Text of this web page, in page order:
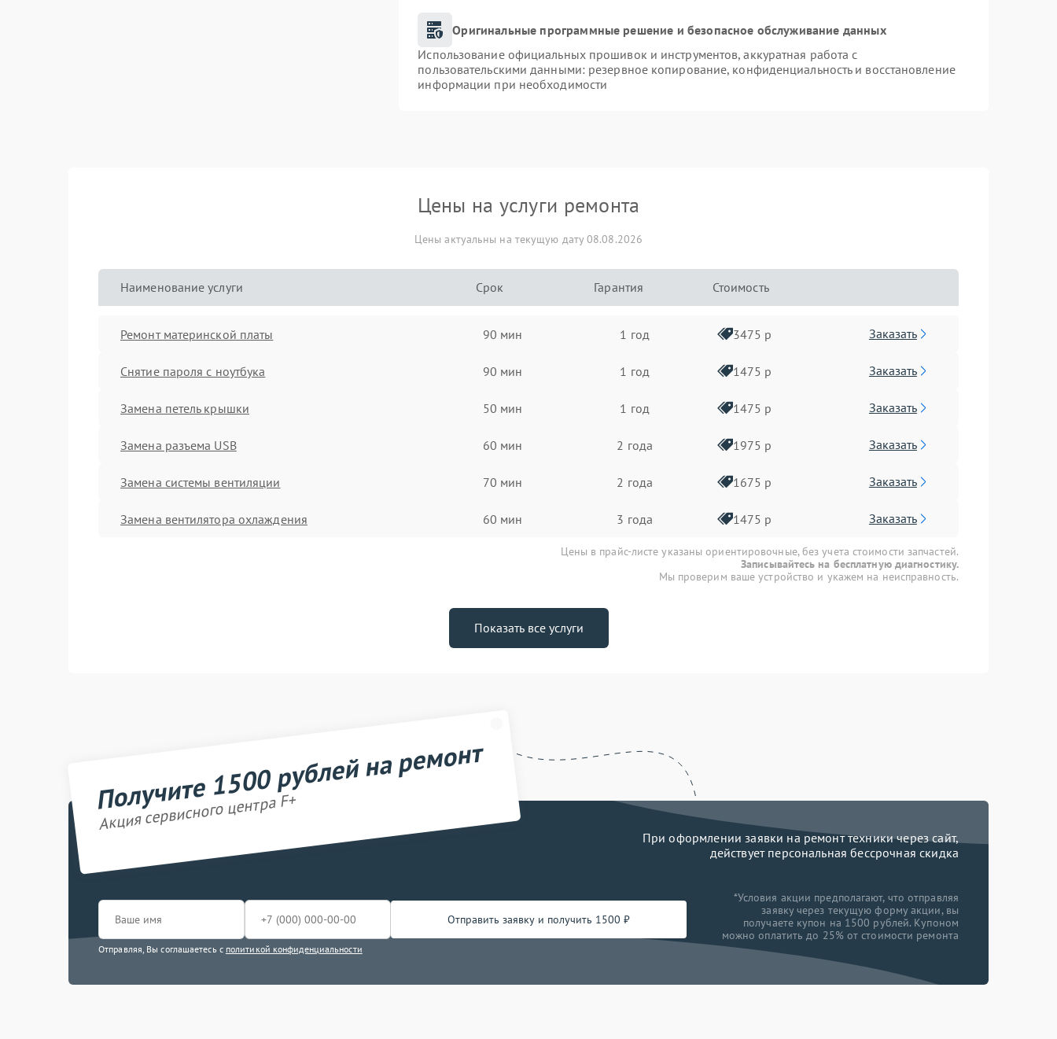
Оригинальные программные решение и безопасное обслуживание данных
Использование официальных прошивок и инструментов, аккуратная работа с
пользовательскими данными: резервное копирование, конфиденциальность и восстановление
информации при необходимости
Цены на услуги ремонта
Цены актуальны на текущую дату 08.08.2026
Наименование услуги Срок Гарантия Стоимость
Ремонт материнской платы 90 мин 1 год 3475 р Заказать
Снятие пароля с ноутбука 90 мин 1 год 1475 р Заказать
Замена петель крышки 50 мин 1 год 1475 р Заказать
Замена разъема USB 60 мин 2 года 1975 р Заказать
Замена системы вентиляции 70 мин 2 года 1675 р Заказать
Замена вентилятора охлаждения 60 мин 3 года 1475 р Заказать
Цены в прайс-листе указаны ориентировочные, без учета стоимости запчастей.
Записывайтесь на бесплатную диагностику.
Мы проверим ваше устройство и укажем на неисправность.
Показать все услуги
Получите 1500 рублей на ремонт
Акция сервисного центра F+
При оформлении заявки на ремонт техники через сайт,
действует персональная бессрочная скидка
Отправить заявку и получить 1500 ₽
Отправляя, Вы соглашаетесь с политикой конфиденциальности
*Условия акции предполагают, что отправляя
заявку через текущую форму акции, вы
получаете купон на 1500 рублей. Купоном
можно оплатить до 25% от стоимости ремонта